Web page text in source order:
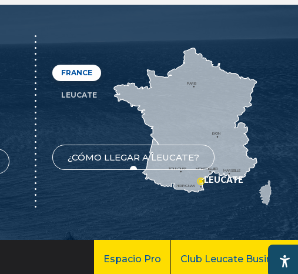
FRANCE
LEUCATE
¿CÓMO LLEGAR A LEUCATE?
MONTPELLIER
PERPIGNAN
MARSEILLE
TOULOUSE
LYON
PARIS
LEUCATE
Espacio Pro Club Leucate Business